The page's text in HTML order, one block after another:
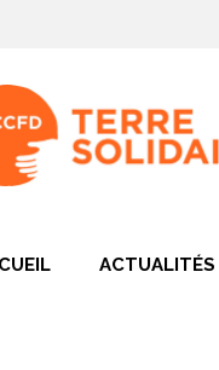
ACTUALITÉS